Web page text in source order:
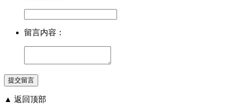
留言内容：
▲ 返回顶部